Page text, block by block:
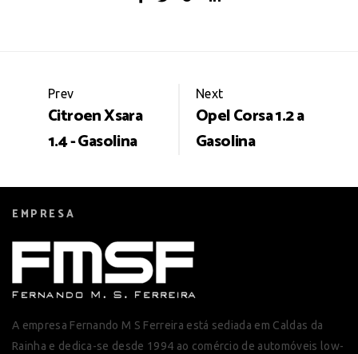
Portfolio
navigation
Prev
Citroen Xsara
1.4 - Gasolina
Next
Opel Corsa 1.2 a
Gasolina
EMPRESA
A empresa Fernando M S Ferreira está sediada em Caldas da
Rainha e dedica-se desde 1994 ao comércio de automóveis low-